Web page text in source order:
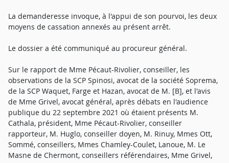
La demanderesse invoque, à l'appui de son pourvoi, les deux
moyens de cassation annexés au présent arrêt.
Le dossier a été communiqué au procureur général.
Sur le rapport de Mme Pécaut-Rivolier, conseiller, les
observations de la SCP Spinosi, avocat de la société Soprema,
de la SCP Waquet, Farge et Hazan, avocat de M. [B], et l'avis
de Mme Grivel, avocat général, après débats en l'audience
publique du 22 septembre 2021 où étaient présents M.
Cathala, président, Mme Pécaut-Rivolier, conseiller
rapporteur, M. Huglo, conseiller doyen, M. Rinuy, Mmes Ott,
Sommé, conseillers, Mmes Chamley-Coulet, Lanoue, M. Le
Masne de Chermont, conseillers référendaires, Mme Grivel,